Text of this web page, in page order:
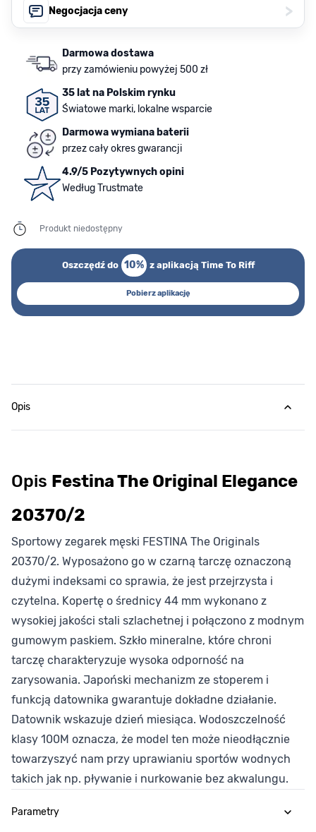
Negocjacja ceny >
Darmowa dostawa
przy zamówieniu powyżej 500 zł
35 lat na Polskim rynku
Światowe marki, lokalne wsparcie
Darmowa wymiana baterii
przez cały okres gwarancji
4.9/5 Pozytywnych opini
Według Trustmate
Produkt niedostępny
Oszczędź do 10% z aplikacją Time To Riff
Pobierz aplikację
Opis
Opis Festina The Original Elegance
20370/2
Sportowy zegarek męski FESTINA The Originals
20370/2. Wyposażono go w czarną tarczę oznaczoną
dużymi indeksami co sprawia, że jest przejrzysta i
czytelna. Kopertę o średnicy 44 mm wykonano z
wysokiej jakości stali szlachetnej i połączono z modnym
gumowym paskiem. Szkło mineralne, które chroni
tarczę charakteryzuje wysoka odporność na
zarysowania. Japoński mechanizm ze stoperem i
funkcją datownika gwarantuje dokładne działanie.
Datownik wskazuje dzień miesiąca. Wodoszczelność
klasy 100M oznacza, że model ten może nieodłącznie
towarzyszyć nam przy uprawianiu sportów wodnych
takich jak np. pływanie i nurkowanie bez akwalungu.
Parametry